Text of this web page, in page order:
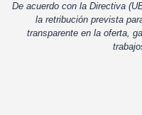
De acuerdo con la Directiva
la retribución prevista
transparente en la oferta,